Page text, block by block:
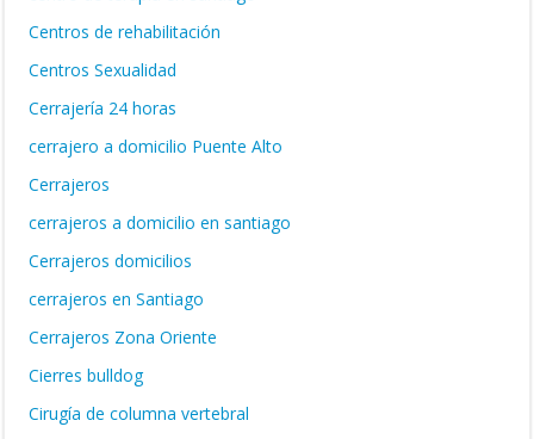
Centros de rehabilitación
Centros Sexualidad
Cerrajería 24 horas
cerrajero a domicilio Puente Alto
Cerrajeros
cerrajeros a domicilio en santiago
Cerrajeros domicilios
cerrajeros en Santiago
Cerrajeros Zona Oriente
Cierres bulldog
Cirugía de columna vertebral